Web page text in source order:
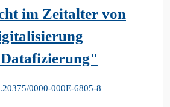
im Zeitalter von
0000-000E-6805-8